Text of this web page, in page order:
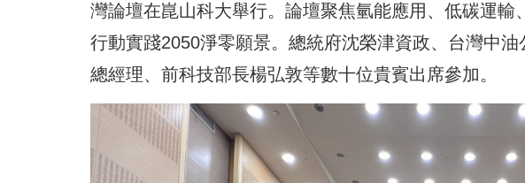
灣論壇在崑山科大舉行。論壇聚焦氫能應用、低碳運輸
行動實踐2050淨零願景。總統府沈榮津資政、台灣中
總經理、前科技部長楊弘敦等數十位貴賓出席參加。